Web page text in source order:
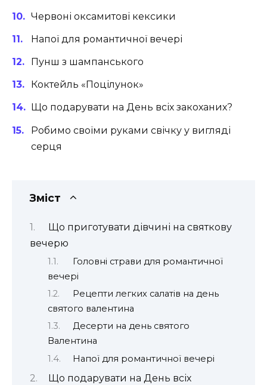
Червоні оксамитові кексики
Напої для романтичної вечері
Пунш з шампанського
Коктейль «Поцілунок»
Що подарувати на День всіх закоханих?
Робимо своїми руками свічку у вигляді
серця
Зміст
Що приготувати дівчині на святкову
вечерю
Головні страви для романтичної
вечері
Рецепти легких салатів на день
святого валентина
Десерти на день святого
Валентина
Напої для романтичної вечері
Що подарувати на День всіх